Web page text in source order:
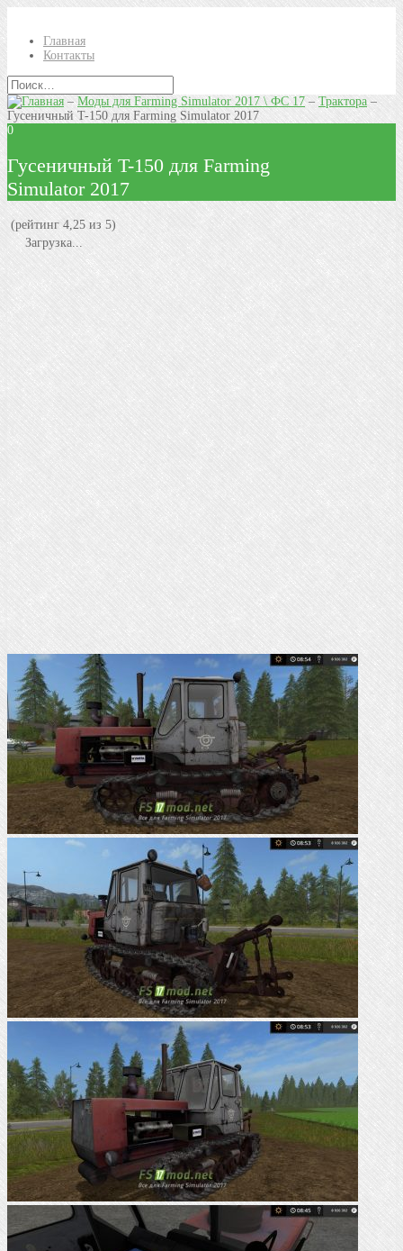
Главная
Контакты
–Моды для Farming Simulator 2017 \ ФС 17– Трактора–
Гусеничный T-150 для Farming Simulator 2017
0
Гусеничный T-150 для Farming
Simulator 2017
(рейтинг 4,25 из 5)
Загрузка...